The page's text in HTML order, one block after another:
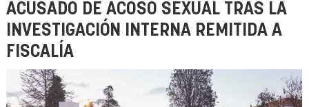
ACUSADO DE ACOSO SEXUAL TRAS LA
INVESTIGACIÓN INTERNA REMITIDA A
FISCALÍA